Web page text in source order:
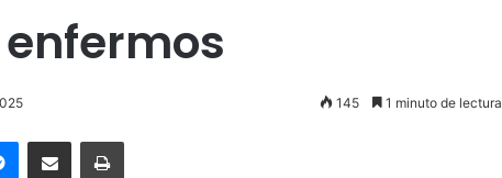
145 1 minuto de lectura
MessengerCompartir por correo electrónicoImprimir